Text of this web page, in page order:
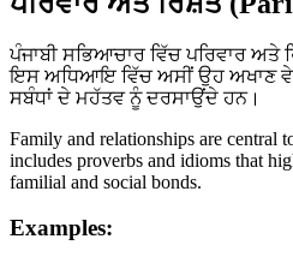
ਪੰਜਾਬੀ ਸਭਿਆਚਾਰ ਵਿੱਚ ਪਰਿਵਾਰ
ਇਸ ਅਧਿਆਇ ਵਿੱਚ ਅਸੀਂ ਉਹ ਅਖਾਣ
ਸਬੰਧਾਂ ਦੇ ਮਹੱਤਵ ਨੂੰ ਦਰਸਾਉਂਦੇ ਹਨ।
Family and relationships are central
includes proverbs and idioms that
familial and social bonds.
Examples: